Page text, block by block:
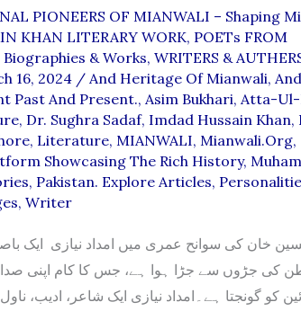
PIONEERS OF MIANWALI – Shaping
KHAN LITERARY WORK, POETs FROM
& Works, WRITERS &
16, 2024 / And Heritage Of Mianwali,
Past And Present., Asim Bukhari, Atta-Ul-
, Dr. Sughra Sadaf, Imdad Hussain Khan,
, Literature, MIANWALI, Mianwali.org,
Showcasing The Rich History,
, Pakistan. Explore Articles,
, Writer
خان کی سوانح عمری میں امداد نیازی ایک
کی جڑوں سے جڑا ہوا ہے، جس کا کام اپنی
کو گونجتا ہے۔امداد نیازی ایک شاعر، ادیب،